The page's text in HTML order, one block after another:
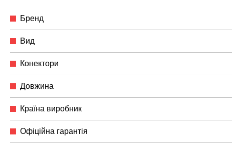
Бренд
Вид
Конектори
Довжина
Країна виробник
Офіційна гарантія